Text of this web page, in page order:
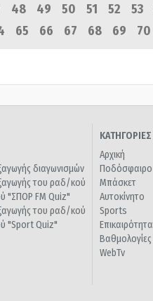
48 49 50 51 52 53
65 66 67 68 69 70
διαγωνισμών
του ραδ/κού
"ΣΠΟΡ FM Quiz"
του ραδ/κού
"Sport Quiz"
ΚΑΤΗΓΟΡΙΕΣ
Αρχική
Ποδόσφαιρο
Μπάσκετ
Αυτοκίνητο
Sports
Επικαιρότητα
Βαθμολογίες
WebTv